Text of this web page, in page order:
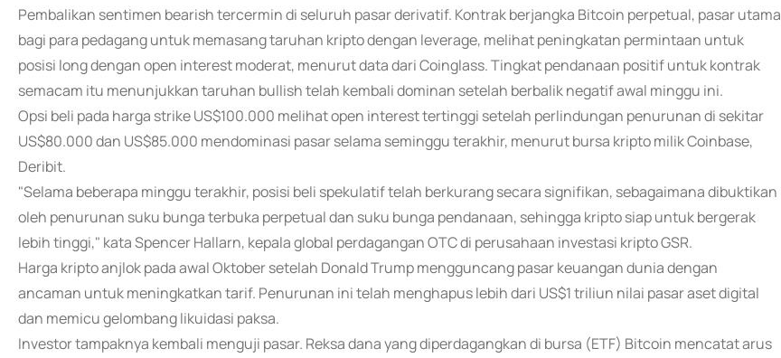
Pembalikan sentimen bearish tercermin di seluruh pasar derivatif. Kontrak berjangka Bitcoin perpetual, pasar utama
bagi para pedagang untuk memasang taruhan kripto dengan leverage, melihat peningkatan permintaan untuk
posisi long dengan open interest moderat, menurut data dari Coinglass. Tingkat pendanaan positif untuk kontrak
semacam itu menunjukkan taruhan bullish telah kembali dominan setelah berbalik negatif awal minggu ini.
Opsi beli pada harga strike US$100.000 melihat open interest tertinggi setelah perlindungan penurunan di sekitar
US$80.000 dan US$85.000 mendominasi pasar selama seminggu terakhir, menurut bursa kripto milik Coinbase,
Deribit.
"Selama beberapa minggu terakhir, posisi beli spekulatif telah berkurang secara signifikan, sebagaimana dibuktikan
oleh penurunan suku bunga terbuka perpetual dan suku bunga pendanaan, sehingga kripto siap untuk bergerak
lebih tinggi," kata Spencer Hallarn, kepala global perdagangan OTC di perusahaan investasi kripto GSR.
Harga kripto anjlok pada awal Oktober setelah Donald Trump mengguncang pasar keuangan dunia dengan
ancaman untuk meningkatkan tarif. Penurunan ini telah menghapus lebih dari US$1 triliun nilai pasar aset digital
dan memicu gelombang likuidasi paksa.
Investor tampaknya kembali menguji pasar. Reksa dana yang diperdagangkan di bursa (ETF) Bitcoin mencatat arus